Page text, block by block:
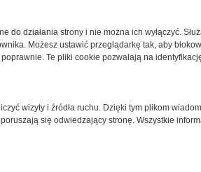
do działania strony i nie można ich wyłączyć.
Możesz ustawić przeglądarkę tak, aby
poprawnie. Te pliki cookie pozwalają na
wizyty i źródła ruchu. Dzięki tym plikom
się odwiedzający stronę. Wszystkie